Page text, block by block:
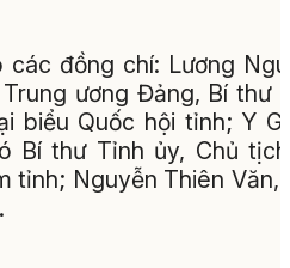
đồng chí: Lương
ương Đảng, Bí thư
biểu Quốc hội tỉnh; Y
Bí thư Tỉnh ủy, Chủ
tỉnh; Nguyễn Thiên Văn,